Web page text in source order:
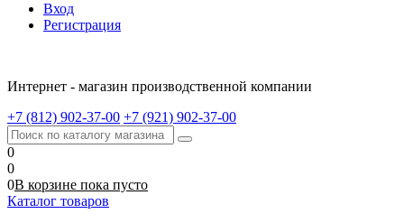
Вход
Регистрация
Интернет - магазин производственной компании
+7 (812) 902-37-00 +7 (921) 902-37-00
0
0
0В корзине пока пусто
Каталог товаров